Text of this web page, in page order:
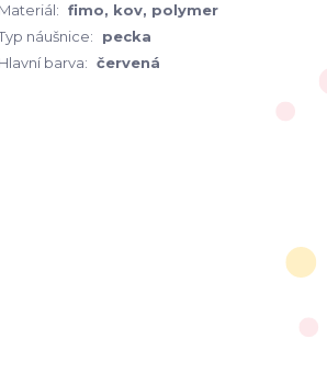
Materiál: fimo, kov, polymer
náušnice:
pecka
Hlavní barva: červená